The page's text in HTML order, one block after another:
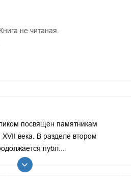
не читаная.
посвящен памятникам
века. В разделе втором
публ...